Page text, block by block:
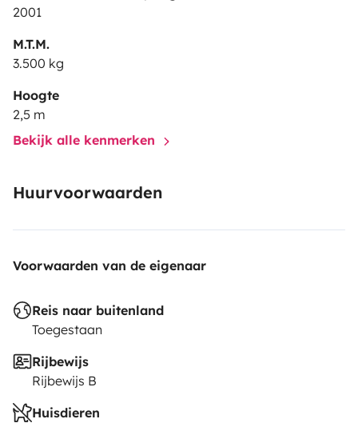
2001
M.T.M.
3.500 kg
Hoogte
2,5 m
Bekijk alle kenmerken
Huurvoorwaarden
Voorwaarden van de eigenaar
Reis naar buitenland
Toegestaan
Rijbewijs
Rijbewijs B
Huisdieren